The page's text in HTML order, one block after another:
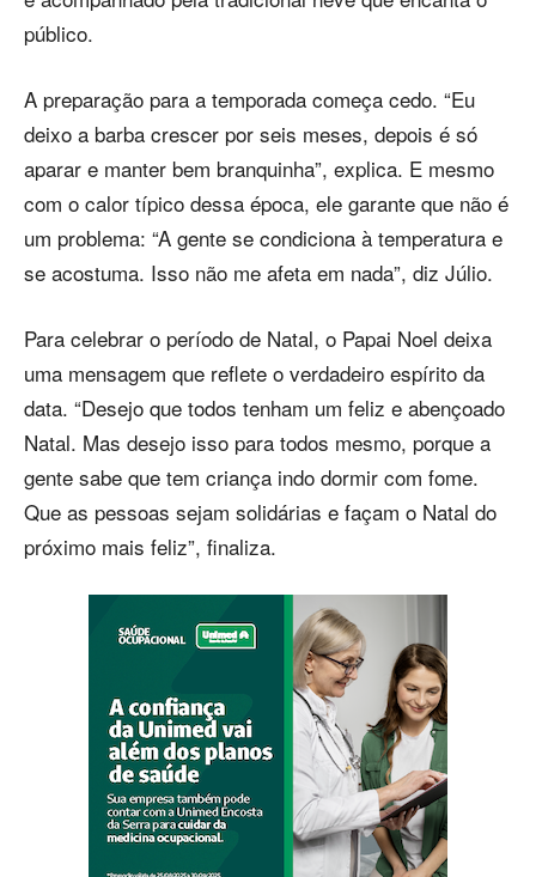
público.
A preparação para a temporada começa cedo. “Eu
deixo a barba crescer por seis meses, depois é só
aparar e manter bem branquinha”, explica. E mesmo
com o calor típico dessa época, ele garante que não é
um problema: “A gente se condiciona à temperatura e
se acostuma. Isso não me afeta em nada”, diz Júlio.
Para celebrar o período de Natal, o Papai Noel deixa
uma mensagem que reflete o verdadeiro espírito da
data. “Desejo que todos tenham um feliz e abençoado
Natal. Mas desejo isso para todos mesmo, porque a
gente sabe que tem criança indo dormir com fome.
Que as pessoas sejam solidárias e façam o Natal do
próximo mais feliz”, finaliza.